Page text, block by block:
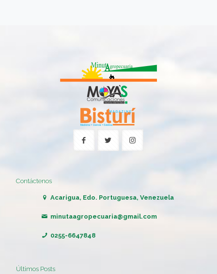
Contáctenos
Acarigua, Edo. Portuguesa, Venezuela
minutaagropecuaria@gmail.com
0255-6647848
Últimos Posts